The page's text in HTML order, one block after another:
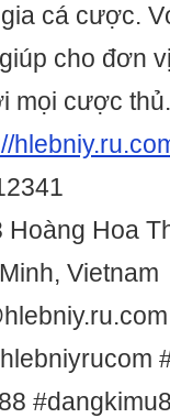
cá cược.
cho đơn
mọi cược thủ.
Hoa
Vietnam